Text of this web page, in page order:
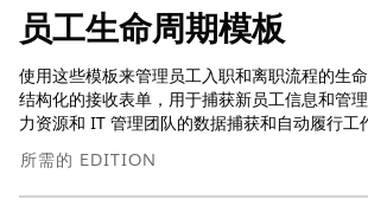
员工生命周期模板
使用这些模板来管理员工入职和离职流程的生
结构化的接收表单，用于捕获新员工信息和管
力资源和 IT 管理团队的数据捕获和自动履行工
所需的 EDITION